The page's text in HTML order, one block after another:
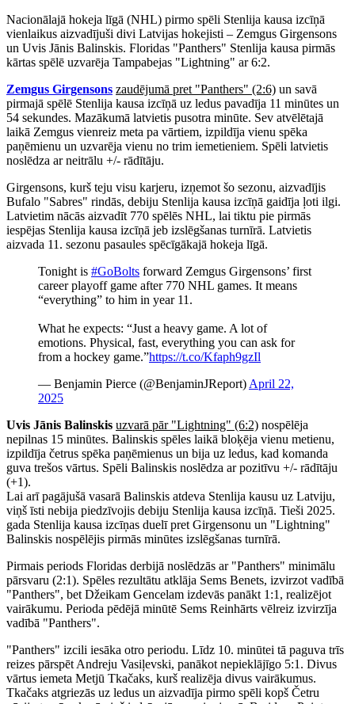
Nacionālajā hokeja līgā (NHL) pirmo spēli Stenlija kausa izcīņā
vienlaikus aizvadījuši divi Latvijas hokejisti – Zemgus Girgensons
un Uvis Jānis Balinskis. Floridas "Panthers" Stenlija kausa pirmās
kārtas spēlē uzvarēja Tampabejas "Lightning" ar 6:2.
Zemgus Girgensons zaudējumā pret "Panthers" (2:6) un savā
pirmajā spēlē Stenlija kausa izcīņā uz ledus pavadīja 11 minūtes un
54 sekundes. Mazākumā latvietis pusotra minūte. Sev atvēlētajā
laikā Zemgus vienreiz meta pa vārtiem, izpildīja vienu spēka
paņēmienu un uzvarēja vienu no trim iemetieniem. Spēli latvietis
noslēdza ar neitrālu +/- rādītāju.
Girgensons, kurš teju visu karjeru, izņemot šo sezonu, aizvadījis
Bufalo "Sabres" rindās, debiju Stenlija kausa izcīņā gaidīja ļoti ilgi.
Latvietim nācās aizvadīt 770 spēlēs NHL, lai tiktu pie pirmās
iespējas Stenlija kausa izcīņā jeb izslēgšanas turnīrā. Latvietis
aizvada 11. sezonu pasaules spēcīgākajā hokeja līgā.
Tonight is #GoBolts forward Zemgus Girgensons’ first
career playoff game after 770 NHL games. It means
“everything” to him in year 11.
What he expects: “Just a heavy game. A lot of
emotions. Physical, fast, everything you can ask for
from a hockey game.”https://t.co/Kfaph9gzIl
— Benjamin Pierce (@BenjaminJReport) April 22,
2025
Uvis Jānis Balinskis uzvarā pār "Lightning" (6:2) nospēlēja
nepilnas 15 minūtes. Balinskis spēles laikā bloķēja vienu metienu,
izpildīja četrus spēka paņēmienus un bija uz ledus, kad komanda
guva trešos vārtus. Spēli Balinskis noslēdza ar pozitīvu +/- rādītāju
(+1).
Lai arī pagājušā vasarā Balinskis atdeva Stenlija kausu uz Latviju,
viņš īsti nebija piedzīvojis debiju Stenlija kausa izcīņā. Tieši 2025.
gada Stenlija kausa izcīņas duelī pret Girgensonu un "Lightning"
Balinskis nospēlējis pirmās minūtes izslēgšanas turnīrā.
Pirmais periods Floridas derbijā noslēdzās ar "Panthers" minimālu
pārsvaru (2:1). Spēles rezultātu atklāja Sems Benets, izvirzot vadībā
"Panthers", bet Džeikam Gencelam izdevās panākt 1:1, realizējot
vairākumu. Perioda pēdējā minūtē Sems Reinhārts vēlreiz izvirzīja
vadībā "Panthers".
"Panthers" izcili iesāka otro periodu. Līdz 10. minūtei tā paguva trīs
reizes pārspēt Andreju Vasiļevski, panākot nepieklājīgo 5:1. Divus
vārtus iemeta Metjū Tkačaks, kurš realizēja divus vairākumus.
Tkačaks atgriezās uz ledus un aizvadīja pirmo spēli kopš Četru